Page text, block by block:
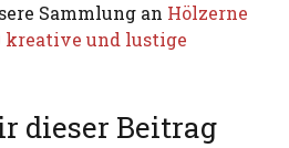
Sammlung an Hölzerne
kreative und lustige
dieser Beitrag